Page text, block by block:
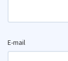
E-mail